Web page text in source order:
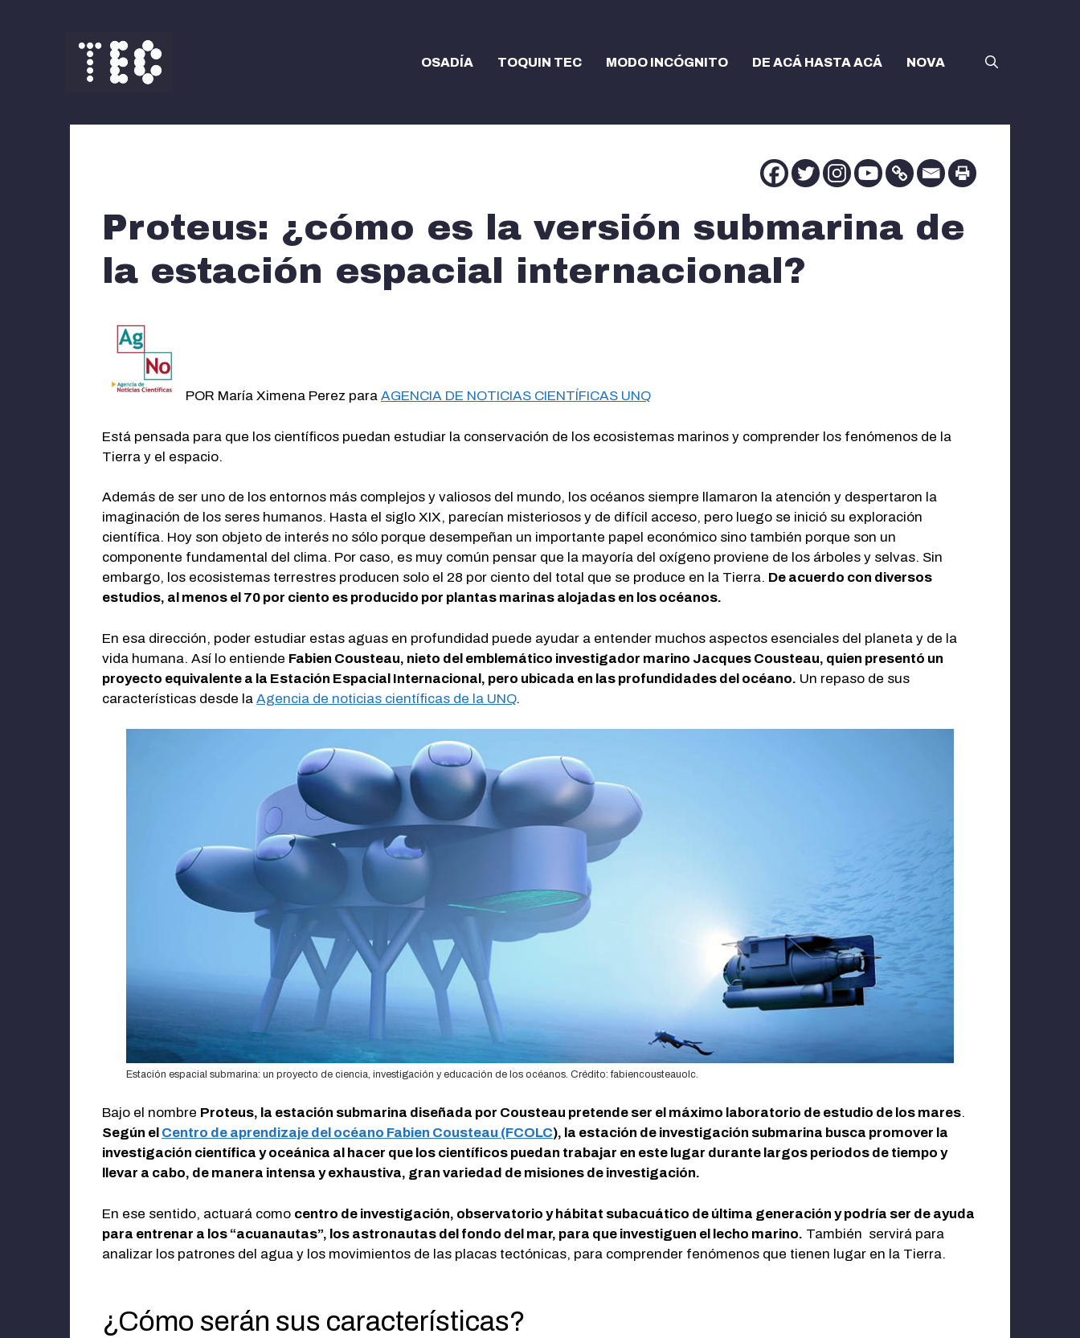
OSADÍA TOQUIN TEC MODO INCÓGNITO DE ACÁ HASTA ACÁ NOVA
Proteus: ¿cómo es la versión submarina de
la estación espacial internacional?
POR María Ximena Perez para AGENCIA DE NOTICIAS CIENTÍFICAS UNQ
Está pensada para que los científicos puedan estudiar la conservación de los ecosistemas marinos y comprender los fenómenos de la
Tierra y el espacio.
Además de ser uno de los entornos más complejos y valiosos del mundo, los océanos siempre llamaron la atención y despertaron la
imaginación de los seres humanos. Hasta el siglo XIX, parecían misteriosos y de difícil acceso, pero luego se inició su exploración
científica. Hoy son objeto de interés no sólo porque desempeñan un importante papel económico sino también porque son un
componente fundamental del clima. Por caso, es muy común pensar que la mayoría del oxígeno proviene de los árboles y selvas. Sin
embargo, los ecosistemas terrestres producen solo el 28 por ciento del total que se produce en la Tierra. De acuerdo con diversos
estudios, al menos el 70 por ciento es producido por plantas marinas alojadas en los océanos.
En esa dirección, poder estudiar estas aguas en profundidad puede ayudar a entender muchos aspectos esenciales del planeta y de la
vida humana. Así lo entiende Fabien Cousteau, nieto del emblemático investigador marino Jacques Cousteau, quien presentó un
proyecto equivalente a la Estación Espacial Internacional, pero ubicada en las profundidades del océano. Un repaso de sus
características desde la Agencia de noticias científicas de la UNQ.
Estación espacial submarina: un proyecto de ciencia, investigación y educación de los océanos. Crédito: fabiencousteauolc.
Bajo el nombre Proteus, la estación submarina diseñada por Cousteau pretende ser el máximo laboratorio de estudio de los mares.
Según el Centro de aprendizaje del océano Fabien Cousteau (FCOLC), la estación de investigación submarina busca promover la
investigación científica y oceánica al hacer que los científicos puedan trabajar en este lugar durante largos periodos de tiempo y
llevar a cabo, de manera intensa y exhaustiva, gran variedad de misiones de investigación.
En ese sentido, actuará como centro de investigación, observatorio y hábitat subacuático de última generación y podría ser de ayuda
para entrenar a los “acuanautas”, los astronautas del fondo del mar, para que investiguen el lecho marino. También servirá para
analizar los patrones del agua y los movimientos de las placas tectónicas, para comprender fenómenos que tienen lugar en la Tierra.
¿Cómo serán sus características?